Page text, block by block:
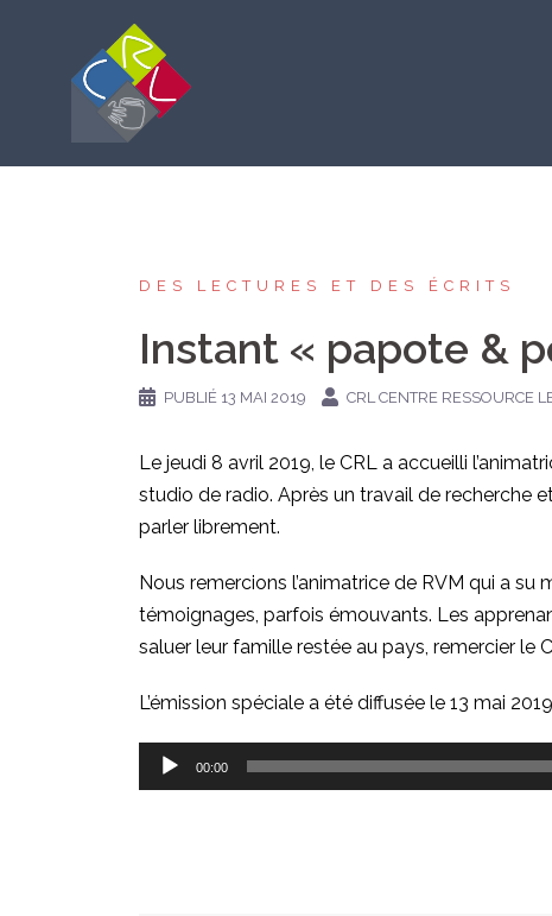
DES LECTURES ET DES ÉCRITS
Instant « papote &
PUBLIÉ 13 MAI 2019 CRL CENTRE RESSOURCE
Le jeudi 8 avril 2019, le CRL a accueilli
studio de radio. Après un travail de recherche
parler librement.
Nous remercions l’animatrice de RVM qui a su
témoignages, parfois émouvants. Les
saluer leur famille restée au pays, remercier le
L’émission spéciale a été diffusée le 13 mai
Lecteur
audio
00:00